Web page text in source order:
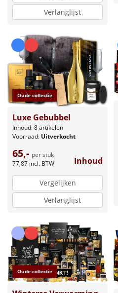
Verlanglijst
Oude collectie
Luxe Gebubbel
Inhoud: 8 artikelen
Voorraad: Uitverkocht
65,- per stuk
77,87 incl. BTW Inhoud
Vergelijken
Verlanglijst
Oude collectie